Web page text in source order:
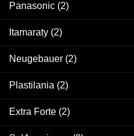
Panasonic (2)
Itamaraty (2)
Neugebauer (2)
Plastilania (2)
Extra Forte (2)